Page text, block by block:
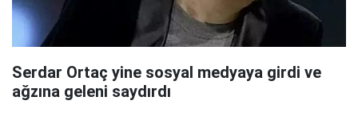
Serdar Ortaç yine sosyal medyaya girdi ve
ağzına geleni saydırdı